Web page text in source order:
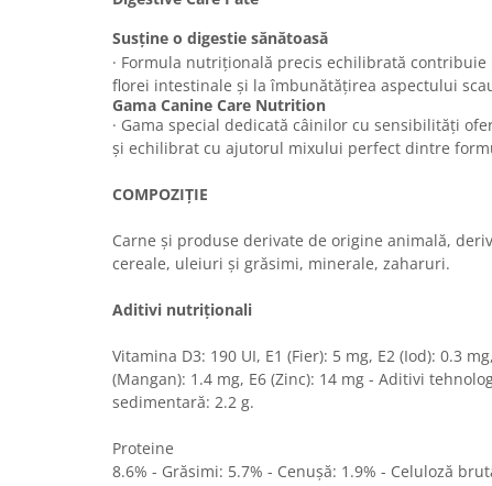
Sampoane si Balsamuri
Servetele Umede
Covorase absorbante
Curatare Ochi
Igiena Interior
Solutii Atractante si repelente
Lese, Hamuri si Zgarzi
Paturi, perne si cosuri pentru pisici
Recompense Delicioase
Susține o digestie sănătoasă
· Formula nutrițională precis echilibrată
florei intestinale și la îmbunătățirea aspectului
Gama Canine Care Nutrition
· Gama special dedicată câinilor cu sensibilități
și echilibrat cu ajutorul mixului perfect dintre
COMPOZIȚIE
Carne și produse derivate de origine animală,
cereale, uleiuri și grăsimi, minerale, zaharuri.
Aditivi nutriționali
Vitamina D3: 190 UI, E1 (Fier): 5 mg, E2 (Iod): 0.3
(Mangan): 1.4 mg, E6 (Zinc): 14 mg - Aditivi
sedimentară: 2.2 g.
Proteine
8.6% - Grăsimi: 5.7% - Cenușă: 1.9% - Celuloză